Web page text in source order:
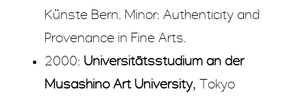
Künste Bern. Minor: Authenticity and
Provenance in Fine Arts.
2000: Universitätsstudium an der
Musashino Art University, Tokyo